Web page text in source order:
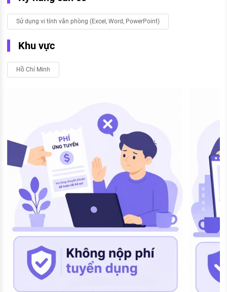
Sử dụng vi tính văn phòng (Excel, Word, PowerPoint)
Khu vực
Hồ Chí Minh